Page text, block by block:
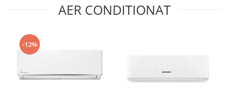
AER CONDITIONAT
-12%